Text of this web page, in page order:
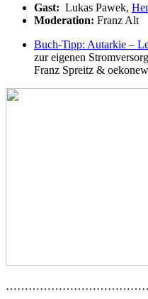
Gast: Lukas Pawek,
Moderation: Franz Alt
Buch-Tipp: Autarkie –
zur eigenen
Franz Spreitz &